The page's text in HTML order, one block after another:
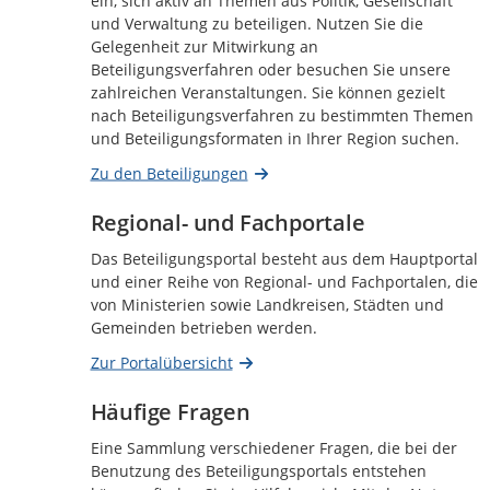
und Verwaltung zu beteiligen. Nutzen Sie die
Gelegenheit zur Mitwirkung an
Beteiligungsverfahren oder besuchen Sie unsere
zahlreichen Veranstaltungen. Sie können gezielt
nach Beteiligungsverfahren zu bestimmten Themen
und Beteiligungsformaten in Ihrer Region suchen.
Zu den Beteiligungen
Regional- und Fachportale
Das Beteiligungsportal besteht aus dem Hauptportal
und einer Reihe von Regional- und Fachportalen, die
von Ministerien sowie Landkreisen, Städten und
Gemeinden betrieben werden.
Zur Portalübersicht
Häufige Fragen
Eine Sammlung verschiedener Fragen, die bei der
Benutzung des Beteiligungsportals entstehen